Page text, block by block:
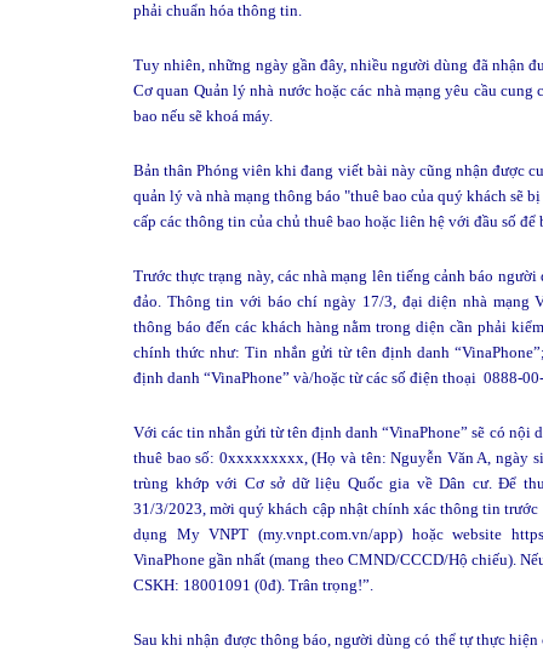
phải chuẩn hóa thông tin.
Tuy nhiên, những ngày gần đây, nhiều người dùng đã nhận
Cơ quan Quản lý nhà nước hoặc các nhà mạng yêu cầu
bao nếu sẽ khoá máy.
Bản thân Phóng viên khi đang viết bài này cũng nhận được
quản lý và nhà mạng thông báo "thuê bao của quý khách sẽ
cấp các thông tin của chủ thuê bao hoặc liên hệ với đầu số
Trước thực trạng này, các nhà mạng lên tiếng cảnh báo
đảo. Thông tin với báo chí ngày 17/3, đại diện nhà mạng
thông báo đến các khách hàng nằm trong diện cần phải
chính thức như: Tin nhắn gửi từ tên định danh
định danh “VinaPhone” và/hoặc từ các số điện thoại 0888-
Với các tin nhắn gửi từ tên định danh “VinaPhone” sẽ có
thuê bao số: 0xxxxxxxxx, (Họ và tên: Nguyễn Văn A,
trùng khớp với Cơ sở dữ liệu Quốc gia về Dân cư. Để
31/3/2023, mời quý khách cập nhật chính xác thông tin
dụng My VNPT (my.vnpt.com.vn/app) hoặc website
VinaPhone gần nhất (mang theo CMND/CCCD/Hộ chiếu).
CSKH: 18001091 (0đ). Trân trọng!”.
Sau khi nhận được thông báo, người dùng có thể tự thực